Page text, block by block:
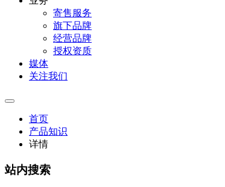
寄售服务
旗下品牌
经营品牌
授权资质
媒体
关注我们
首页
产品知识
详情
站内搜索